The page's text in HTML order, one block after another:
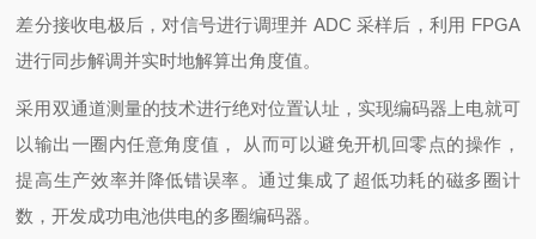
差分接收电极后，对信号进行调理并 ADC 采样后，利用 FPGA
进行同步解调并实时地解算出角度值。
采用双通道测量的技术进行绝对位置认址，实现编码器上电就可
以输出一圈内任意角度值， 从而可以避免开机回零点的操作，
提高生产效率并降低错误率。通过集成了超低功耗的磁多圈计
数，开发成功电池供电的多圈编码器。